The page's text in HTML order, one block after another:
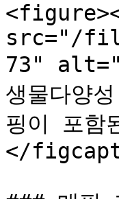
src="/
73"
생물다양
핑이 포함
</